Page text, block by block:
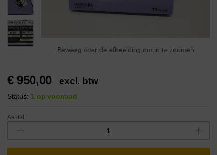
Beweeg over de afbeelding om in te zoomen
€ 950,00 excl. btw
Status: 1 op voorraad
Aantal: